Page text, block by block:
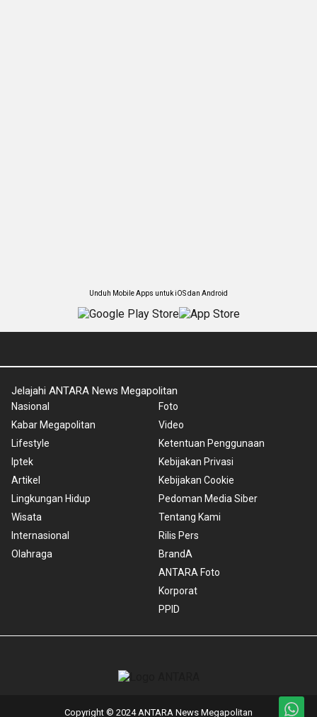
Unduh Mobile Apps untuk iOS dan Android
Jelajahi ANTARA News Megapolitan
Nasional
Kabar Megapolitan
Lifestyle
Iptek
Artikel
Lingkungan Hidup
Wisata
Internasional
Olahraga
Foto
Video
Ketentuan Penggunaan
Kebijakan Privasi
Kebijakan Cookie
Pedoman Media Siber
Tentang Kami
Rilis Pers
BrandA
ANTARA Foto
Korporat
PPID
Copyright © 2024 ANTARA News Megapolitan